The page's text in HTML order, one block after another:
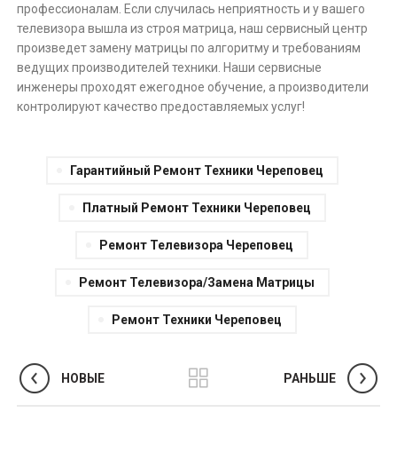
профессионалам. Если случилась неприятность и у вашего
телевизора вышла из строя матрица, наш сервисный центр
произведет замену матрицы по алгоритму и требованиям
ведущих производителей техники. Наши сервисные
инженеры проходят ежегодное обучение, а производители
контролируют качество предоставляемых услуг!
Гарантийный Ремонт Техники Череповец
Платный Ремонт Техники Череповец
Ремонт Телевизора Череповец
Ремонт Телевизора/замена Матрицы
Ремонт Техники Череповец
НОВЫЕ РАНЬШЕ